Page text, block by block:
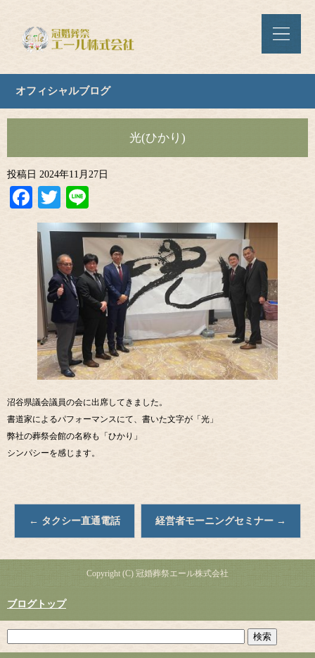
オフィシャルブログ
光(ひかり)
投稿日 2024年11月27日
Facebook
Twitter
沼谷県議会議員の会に出席してきました。
書道家によるパフォーマンスにて、書いた文字が「光」
弊社の葬祭会館の名称も「ひかり」
シンパシーを感じます。
← タクシー直通電話 経営者モーニングセミナー →
Copyright (C) 冠婚葬祭エール株式会社
ブログトップ